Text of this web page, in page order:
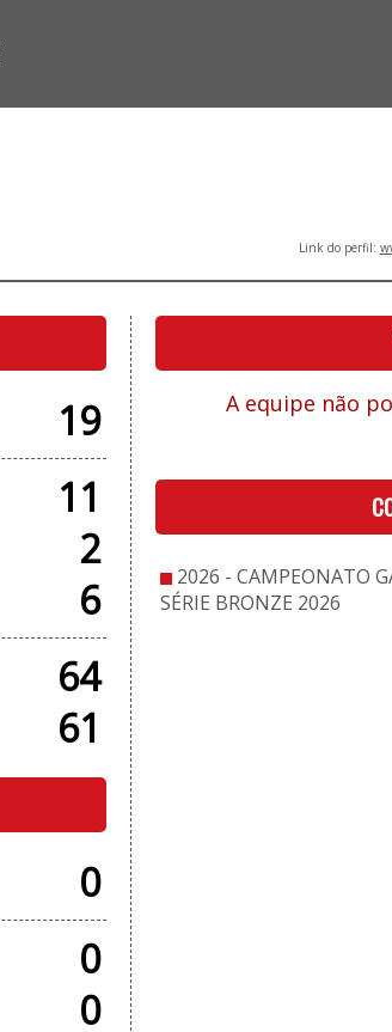
Link do perfil:
19
11
2
6
64
61
0
0
0
A equipe não
2026 - CAMPEONATO
SÉRIE BRONZE 2026